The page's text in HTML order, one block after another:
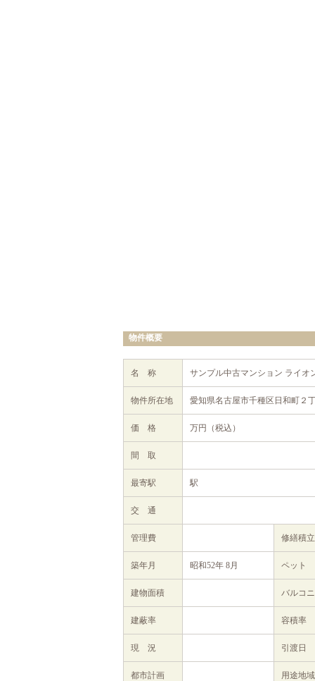
物件概要
名 称 サンプル中古マンション ライオ
物件所在地 愛知県名古屋市千種区日和町２
価 格 万円（税込）
間 取
最寄駅 駅
交 通
管理費 修繕積
築年月 昭和52年 8月 ペット
建物面積 バルコ
建蔽率 容積率
現 況 引渡日
都市計画 用途地域